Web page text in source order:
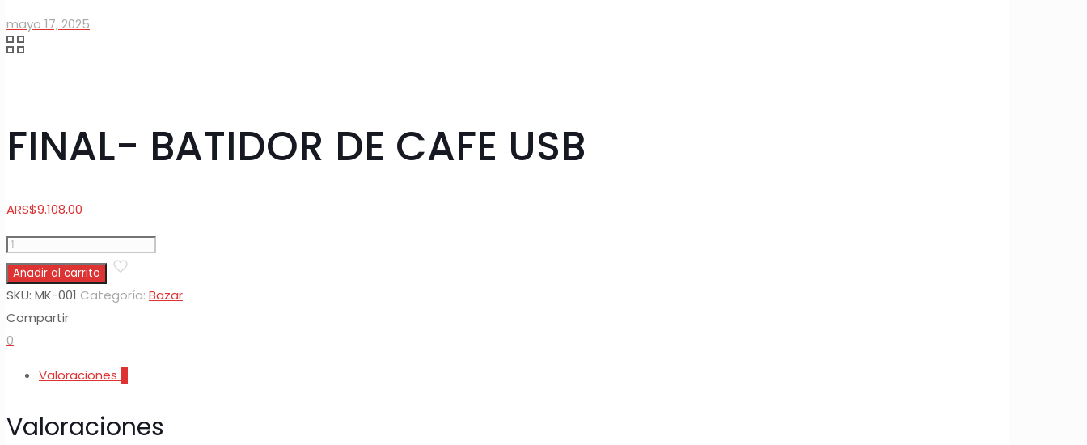
mayo 17, 2025
FINAL- BATIDOR DE CAFE USB
ARS$9.108,00
FINAL-
BATIDOR
DE
CAFE
USB
Añadir al carrito
SKU: MK-001 Categoría: Bazar
Compartir
0
Valoraciones
Valoraciones